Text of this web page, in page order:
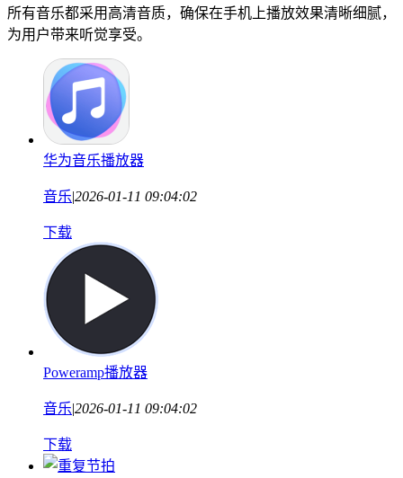
所有音乐都采用高清音质，确保在手机上播放效果清晰细腻，
为用户带来听觉享受。
华为音乐播放器
音乐|2026-01-11 09:04:02
下载
Poweramp播放器
音乐|2026-01-11 09:04:02
下载